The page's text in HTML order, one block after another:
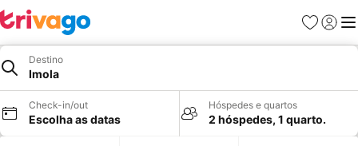
Favoritos
Iniciar
Destino
Imola
Check-in/out
Escolha as datas
Hóspedes e quartos
2 hóspedes, 1 quarto.